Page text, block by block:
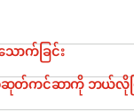
က်ခြင်း
ဆုတ်ကင်ဆာကို ဘယ်လို